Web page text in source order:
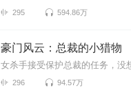
295 594.86万
豪门风云：总裁的小猎物
女杀手接受保护总裁的任务，没
296 94.57万